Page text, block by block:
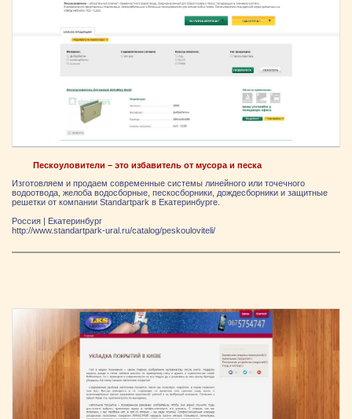
Пескоуловители – это избавитель от мусора и песка
Изготовляем и продаем современные системы линейного или точечного
водоотвода, желоба водосборные, пескосборники, дождесборники и защитные
решетки от компании Standartpark в Екатеринбурге.
Россия | Екатеринбург
http://www.standartpark-ural.ru/catalog/peskouloviteli/